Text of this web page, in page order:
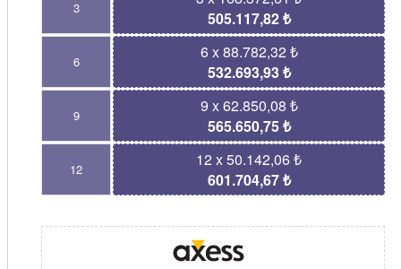
3
505.117,82 ₺
6
6 x 88.782,32 ₺
532.693,93 ₺
9
9 x 62.850,08 ₺
565.650,75 ₺
12
12 x 50.142,06 ₺
601.704,67 ₺